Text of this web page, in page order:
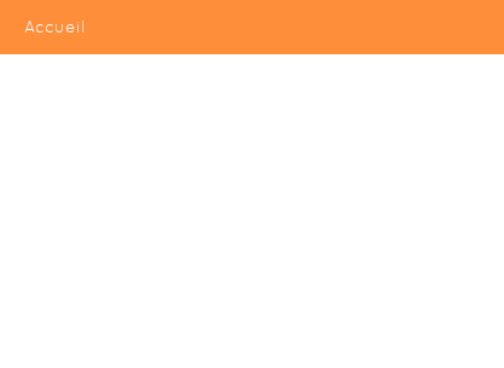
Accueil